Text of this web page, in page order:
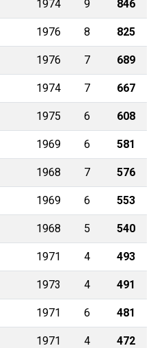
1974 9 846
1976 8 825
1976 7 689
1974 7 667
1975 6 608
1969 6 581
1968 7 576
1969 6 553
1968 5 540
1971 4 493
1973 4 491
1971 6 481
1971 4 472